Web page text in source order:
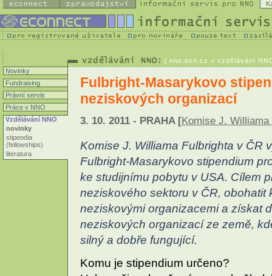
[ nno.ecn.cz > vzdělávání
Novinky
Fundraising
Právní servis
Práce v NNO
Vzdělávání NNO
novinky
stipendia
(fellowships)
literatura
Fulbright-Masarykovo
neziskových organizací
3. 10. 2011 - PRAHA [Komise J.
Komise J. Williama Fulbrighta v ČR
Fulbright-Masarykovo stipendium
ke studijnímu pobytu v USA. Cílem
neziskového sektoru v ČR,
neziskovými organizacemi a získat
neziskových organizací ze země,
silný a dobře fungující.
Komu je stipendium určeno?